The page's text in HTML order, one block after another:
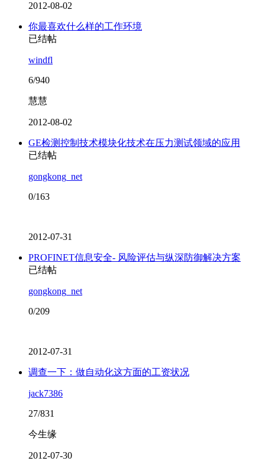
2012-08-02
你最喜欢什么样的工作环境
已结帖
windfl
6/940
慧慧
2012-08-02
GE检测控制技术模块化技术在压力测试领域的应用
已结帖
gongkong_net
0/163
2012-07-31
PROFINET信息安全- 风险评估与纵深防御解决方案
已结帖
gongkong_net
0/209
2012-07-31
调查一下：做自动化这方面的工资状况
jack7386
27/831
今生缘
2012-07-30